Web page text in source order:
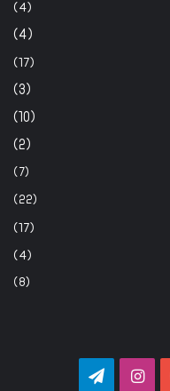
(4)
(4)
(17)
(3)
(10)
(2)
(7)
(22)
(17)
(4)
(8)
يوتيوبانستقرامتيلقرام